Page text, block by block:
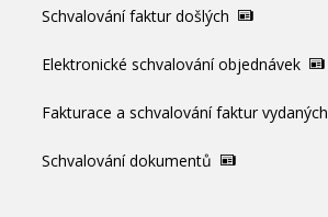
Schvalování faktur došlých
Elektronické schvalování objednávek
Fakturace a schvalování faktur vydaných
Schvalování dokumentů